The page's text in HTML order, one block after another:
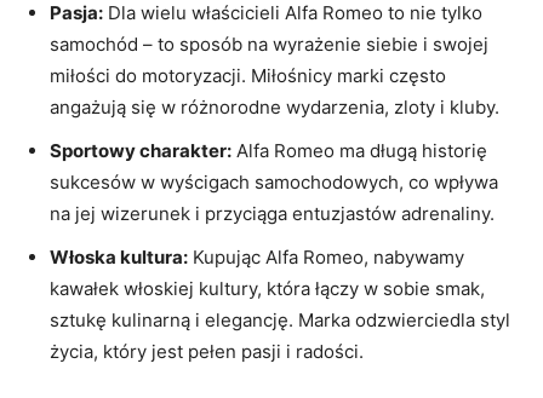
Pasja: Dla wielu właścicieli ‌Alfa Romeo to nie⁣ tylko
‍samochód – to sposób ⁢na wyrażenie‌ siebie i swojej
miłości⁣ do motoryzacji.‌ Miłośnicy marki często
angażują się w różnorodne wydarzenia, zloty i kluby.
Sportowy charakter: Alfa Romeo ma długą historię‍
sukcesów w ⁣wyścigach samochodowych, co wpływa
⁢na ​jej wizerunek ⁣i ​przyciąga entuzjastów adrenaliny.
Włoska kultura: Kupując Alfa Romeo, nabywamy
kawałek włoskiej kultury, która ‍łączy‌ w sobie smak,
sztukę kulinarną i elegancję. Marka odzwierciedla styl
życia, który jest⁣ pełen pasji i radości.